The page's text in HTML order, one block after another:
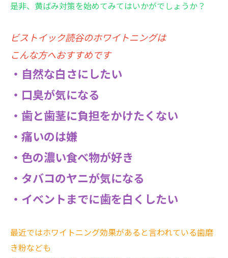
是非、黄ばみ対策を始めてみてはいかがでしょうか？
ビストイック読谷のホワイトニングは
こんな方へおすすめです
・自然な白さにしたい
・口臭が気になる
・歯と歯茎に負担をかけたくない
・痛いのは嫌
・色の濃い食べ物が好き
・タバコのヤニが気になる
・イベントまでに歯を白くしたい
最近ではホワイトニング効果があると言われている歯磨
き粉なども